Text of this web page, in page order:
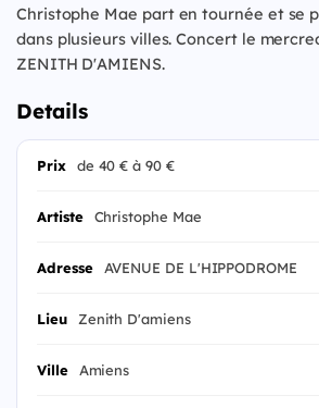
Christophe Mae part en tournée et se
dans plusieurs villes. Concert le
ZENITH D'AMIENS.
Details
Prix de 40 € à 90 €
Artiste Christophe Mae
Adresse AVENUE DE L'HIPPODROME
Lieu Zenith D'amiens
Ville Amiens